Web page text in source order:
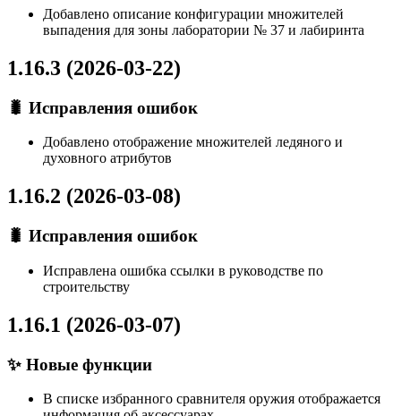
Добавлено описание конфигурации множителей
выпадения для зоны лаборатории № 37 и лабиринта
1.16.3 (2026-03-22)
🐛 Исправления ошибок
Добавлено отображение множителей ледяного и
духовного атрибутов
1.16.2 (2026-03-08)
🐛 Исправления ошибок
Исправлена ошибка ссылки в руководстве по
строительству
1.16.1 (2026-03-07)
✨ Новые функции
В списке избранного сравнителя оружия отображается